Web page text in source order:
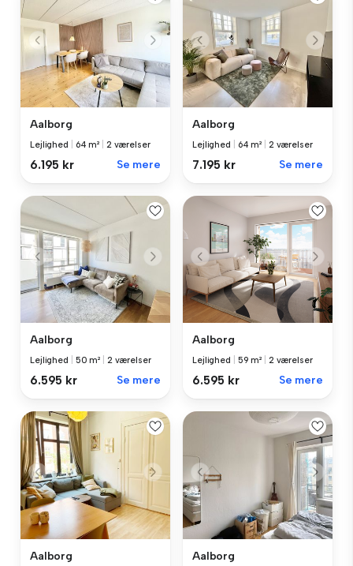
Aalborg
Lejlighed 64 m² 2 værelser
6.195 kr Se mere
Aalborg
Lejlighed 64 m² 2 værelser
7.195 kr Se mere
Aalborg
Lejlighed 50 m² 2 værelser
6.595 kr Se mere
Aalborg
Lejlighed 59 m² 2 værelser
6.595 kr Se mere
Aalborg Aalborg